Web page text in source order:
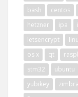
bash
centos
hetzner
ipa
letsencrypt
os x
qt
stm32
ubuntu
yubikey
zimbra